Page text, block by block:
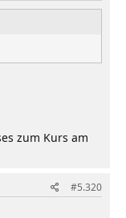
zum Kurs am
#5.320